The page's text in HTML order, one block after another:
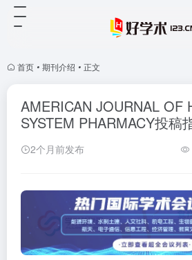
首页 • 期刊介绍 • 正文
AMERICAN JOURNAL OF
SYSTEM PHARMACY投稿
2个月前发布